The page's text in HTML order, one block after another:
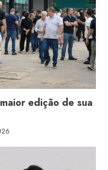
edição de sua